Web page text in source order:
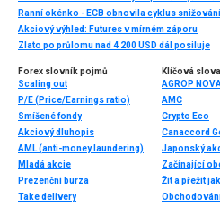
Akciový výhled: Futures v mírném záporu
Zlato po průlomu nad 4 200 USD dál posiluje
Forex slovník pojmů
Scaling out
P/E (Price/Earnings ratio)
Smíšené fondy
Akciový dluhopis
AML (anti-money laundering)
Mladá akcie
Prezenční burza
Take delivery
Klíčová slova
AGROP
AMC
Crypto Eco
Canaccord
Japonský
Začínající
Žít a přežít